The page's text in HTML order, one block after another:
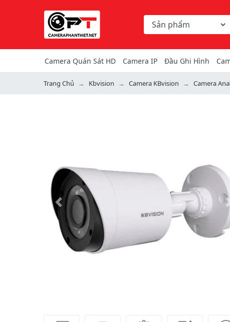
Chọn danh mục tìm kiếm
Từ khóa hoặc mã hàng
Camera Quán Sát HD Camera IP Đầu Ghi Hình
Trang Chủ Kbvision Camera KBvision Camera
Previous